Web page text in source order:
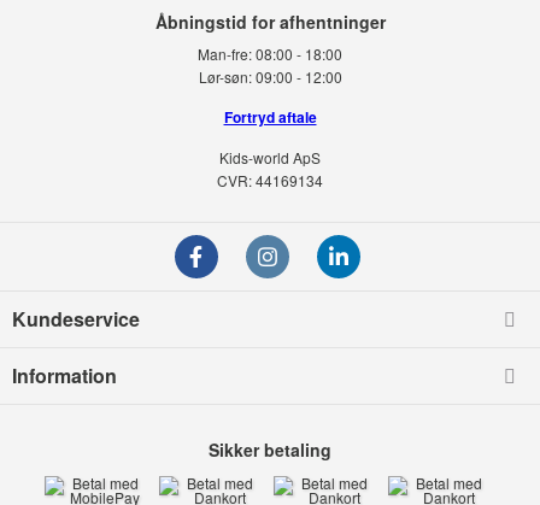
Man-fre:08:00 - 18:00
Lør-søn:09:00 - 12:00
Fortryd aftale
Kids-world ApS
CVR: 44169134
Kundeservice
Information
Sikker betaling